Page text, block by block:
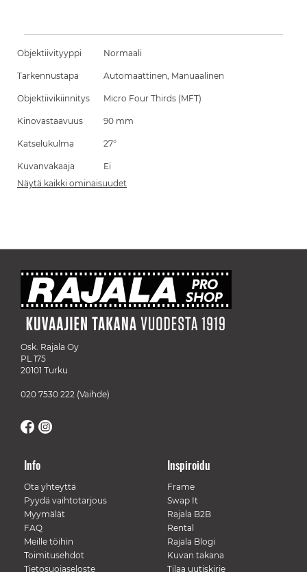
Objektiivityyppi Normaali
Tarkennustapa Automaattinen, Manuaalinen
Objektiivikiinnitys Micro Four Thirds (MFT)
Kinovastaavuus 90 mm
Katselukulma 27°
Kuvanvakaaja
Ei
Näytä kaikki ominaisuudet
Osk. Rajala Oy
PL 175
20101 Turku
020 7530 222 (Vaihde)
Info
Ota yhteyttä
Pyydä vaihtotarjous
Myymälät
FAQ
Meille töihin
Toimitusehdot
Tietosuojaseloste
Inspiroidu
Frame
Swap It
Rajala B2B
Rental
Rajala Blogi
Kuvan takana
Tilaa uutiskirje